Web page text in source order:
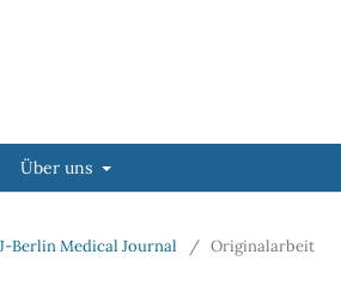
Über uns
Berlin Medical Journal / Originalarbeit